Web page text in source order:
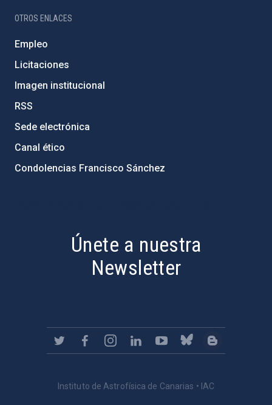
OTROS ENLACES
Empleo
Licitaciones
Imagen institucional
RSS
Sede electrónica
Canal ético
Condolencias Francisco Sánchez
Únete a nuestra
Newsletter
Instituto de Astrofísica de Canarias • IAC